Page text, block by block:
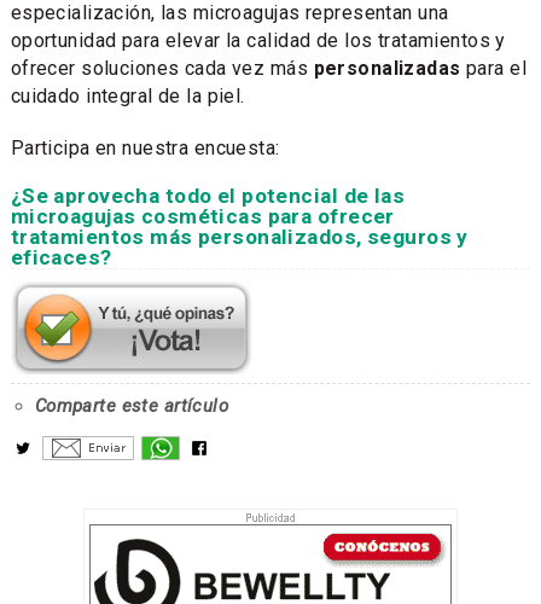
especialización, las microagujas representan una
oportunidad para elevar la calidad de los tratamientos y
ofrecer soluciones cada vez más personalizadas para el
cuidado integral de la piel.
Participa en nuestra encuesta:
¿Se aprovecha todo el potencial de las
microagujas cosméticas para ofrecer
tratamientos más personalizados, seguros y
eficaces?
Comparte este artículo